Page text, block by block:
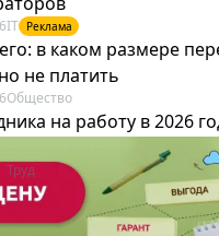
IT Реклама
в каком размере
не платить
Общество
на работу в 2026
Труд Реклама